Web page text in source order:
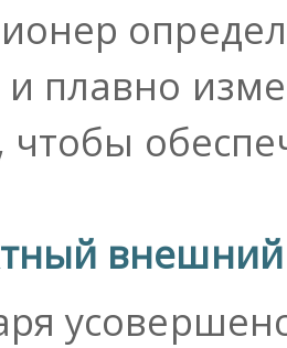
плавно
чтобы